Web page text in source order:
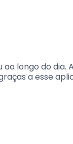
longo do dia.
a esse